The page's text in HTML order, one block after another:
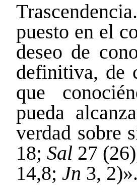
puesto en el
deseo de
definitiva, de
que
pueda
verdad sobre
18; Sal 27
14,8; Jn 3,